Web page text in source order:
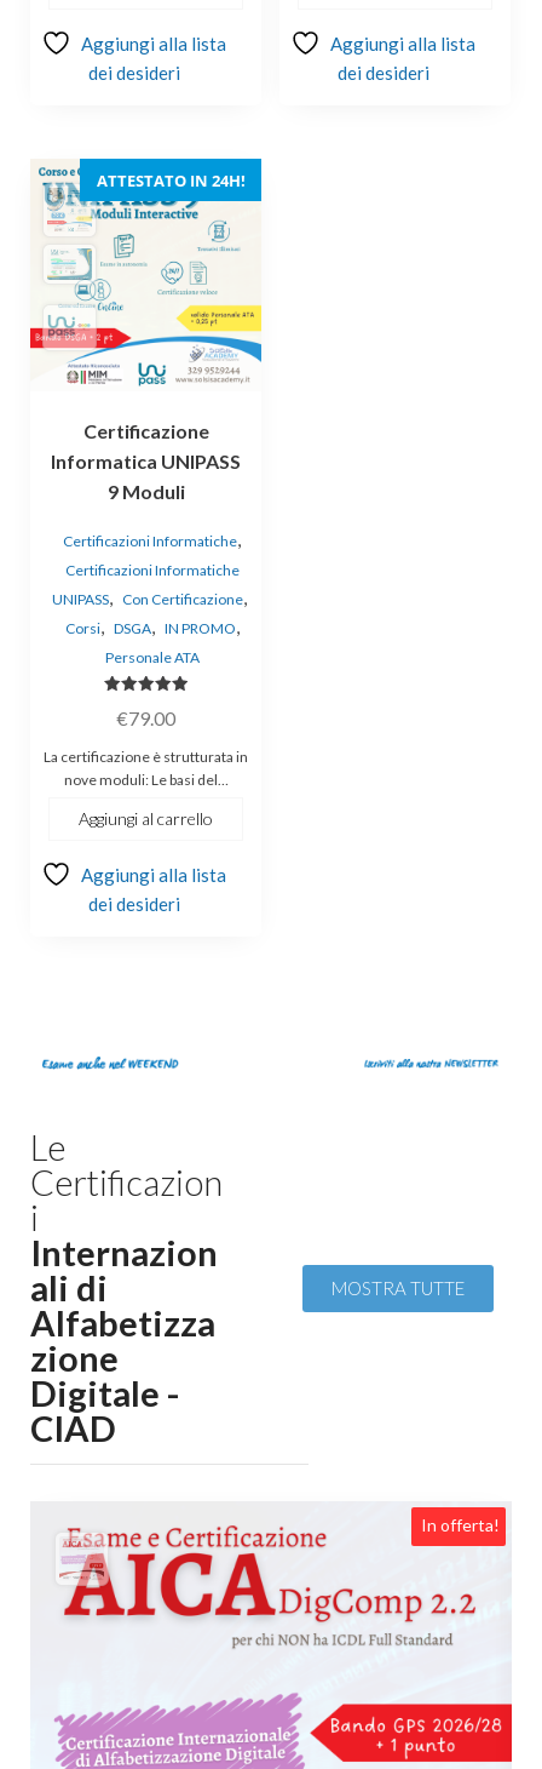
Aggiungi alla lista
dei desideri
Aggiungi alla lista
dei desideri
ATTESTATO IN 24H!
Certificazione
Informatica UNIPASS
9 Moduli
Certificazioni Informatiche
Certificazioni Informatiche
UNIPASS, Con Certificazione,
Corsi, DSGA IN PROMO
Personale ATA
5.00
€79.00
La certificazione è strutturata in
nove moduli: Le basi del…
Aggiungi al carrello
Aggiungi alla lista
dei desideri
Le
Certificazion
i
Internazion
ali di
Alfabetizza
zione
Digitale -
CIAD
MOSTRA TUTTE
In offerta!